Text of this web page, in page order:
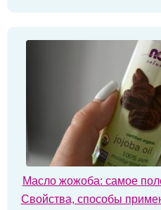
Масло жожоба: самое
Свойства, способы